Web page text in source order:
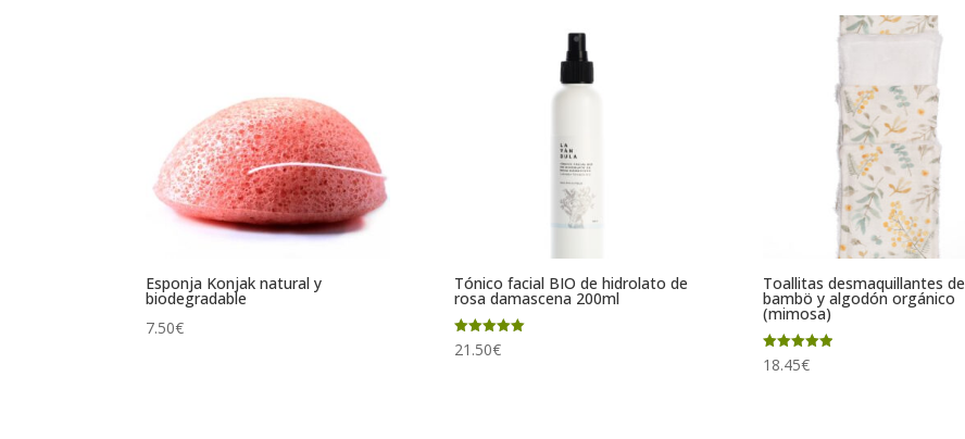
Esponja Konjak natural y
biodegradable
7.50€
Tónico facial BIO de hidrolato de
rosa damascena 200ml
Valorado
con
21.50€
Toallitas desmaquillantes de
bambö y algodón orgánico
(mimosa)
Valorado
con
18.45€